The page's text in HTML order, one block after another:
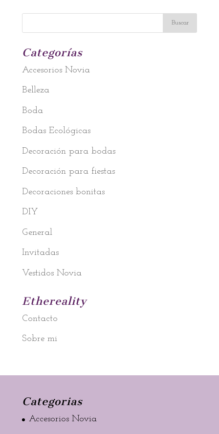
Categorías
Accesorios Novia
Belleza
Boda
Bodas Ecológicas
Decoración para bodas
Decoración para fiestas
Decoraciones bonitas
DIY
General
Invitadas
Vestidos Novia
Ethereality
Contacto
Sobre mi
Categorias
Accesorios Novia